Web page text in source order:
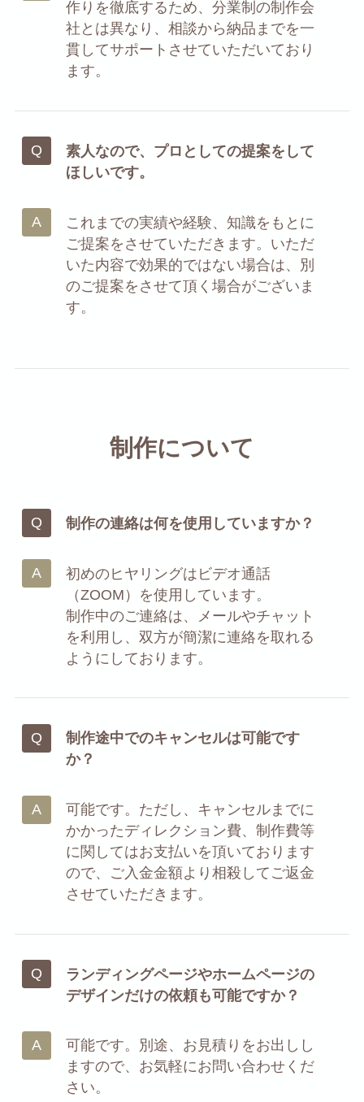
作りを徹底するため、分業制の制作会
社とは異なり、相談から納品までを一
貫してサポートさせていただいており
ます。
素人なので、プロとしての提案をして
ほしいです。
これまでの実績や経験、知識をもとに
ご提案をさせていただきます。いただ
いた内容で効果的ではない場合は、別
のご提案をさせて頂く場合がございま
す。
制作について
制作の連絡は何を使用していますか？
初めのヒヤリングはビデオ通話
（ZOOM）を使用しています。
制作中のご連絡は、メールやチャット
を利用し、双方が簡潔に連絡を取れる
ようにしております。
制作途中でのキャンセルは可能です
か？
可能です。ただし、キャンセルまでに
かかったディレクション費、制作費等
に関してはお支払いを頂いております
ので、ご入金金額より相殺してご返金
させていただきます。
ランディングページやホームページの
デザインだけの依頼も可能ですか？
可能です。別途、お見積りをお出しし
ますので、お気軽にお問い合わせくだ
さい。